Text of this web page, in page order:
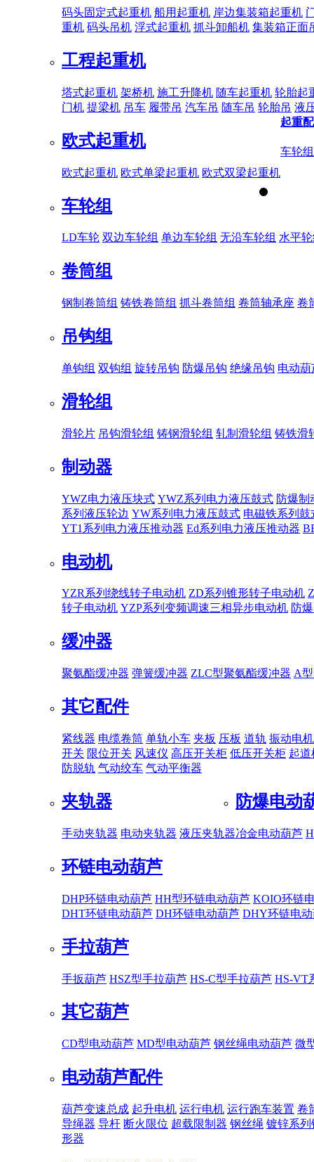
码头固定式起重机 船用起重机 岸边集装箱起重机
重机 码头吊机 浮式起重机 抓斗卸船机 集装箱正面
工程起重机
塔式起重机 架桥机 施工升降机 随车起重机 轮胎起
门机 提梁机 吊车 履带吊 汽车吊 随车吊 轮胎吊 液
欧式起重机
欧式起重机 欧式单梁起重机 欧式双梁起重机
起重
车轮组
车轮组
LD车轮 双边车轮组 单边车轮组 无沿车轮组 水平
卷筒组
钢制卷筒组 铸铁卷筒组 抓斗卷筒组 卷筒轴承座 卷
吊钩组
单钩组 双钩组 旋转吊钩 防爆吊钩 绝缘吊钩 电动
滑轮组
滑轮片 吊钩滑轮组 铸钢滑轮组 轧制滑轮组 铸铁滑
制动器
YWZ电力液压块式 YWZ系列电力液压鼓式 防爆制
系列液压轮边 YW系列电力液压鼓式 电磁铁系列鼓
YT1系列电力液压推动器 Ed系列电力液压推动器
电动机
YZR系列绕线转子电动机 ZD系列锥形转子电动机
转子电动机 YZP系列变频调速三相异步电动机 防
缓冲器
聚氨酯缓冲器 弹簧缓冲器 ZLC型聚氨酯缓冲器 A
其它配件
紧线器 电缆卷筒 单轨小车 夹板 压板 道轨 振动电机
开关 限位开关 风速仪 高压开关柜 低压开关柜 起道
防脱轨 气动绞车 气动平衡器
夹轨器
手动夹轨器 电动夹轨器 液压夹轨器
防爆电动
冶金电动葫芦
环链电动葫芦
DHP环链电动葫芦 HH型环链电动葫芦 KOIO环链
DHT环链电动葫芦 DH环链电动葫芦 DHY环链电
手拉葫芦
手扳葫芦 HSZ型手拉葫芦 HS-C型手拉葫芦 HS-VT
其它葫芦
CD型电动葫芦 MD型电动葫芦 钢丝绳电动葫芦 微
电动葫芦配件
葫芦变速总成 起升电机 运行电机 运行跑车装置 卷
导绳器 导杆 断火限位 超载限制器 钢丝绳 镀锌系列
形器